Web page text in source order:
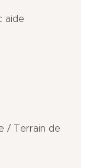
aide
/ Terrain de